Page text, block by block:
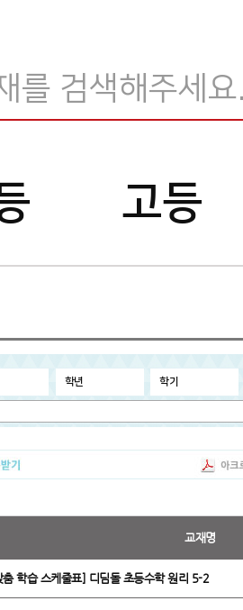
고등
교재명
춤 학습 스케줄표] 디딤돌 초등수학 원리 5-2